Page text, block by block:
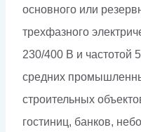
основного или
трехфазного
230/400 В и частотой
средних
строительных
гостиниц, банков,